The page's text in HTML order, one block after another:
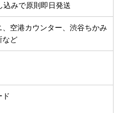
込みで原則即日発送
空港カウンター、渋谷ちかみ
など
ド